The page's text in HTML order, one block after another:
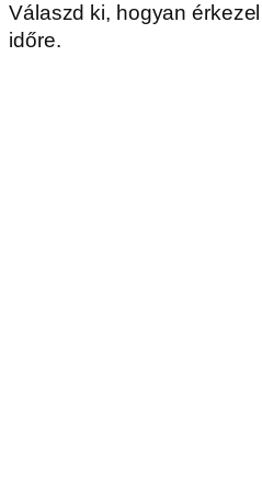
Válaszd ki, hogyan
időre.